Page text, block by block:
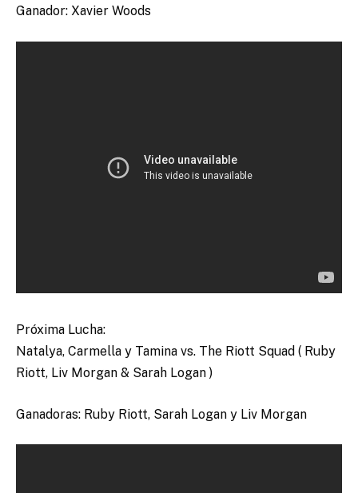
Ganador: Xavier Woods
Próxima Lucha:
Natalya, Carmella y Tamina vs. The Riott Squad ( Ruby
Riott, Liv Morgan & Sarah Logan )
Ganadoras: Ruby Riott, Sarah Logan y Liv Morgan